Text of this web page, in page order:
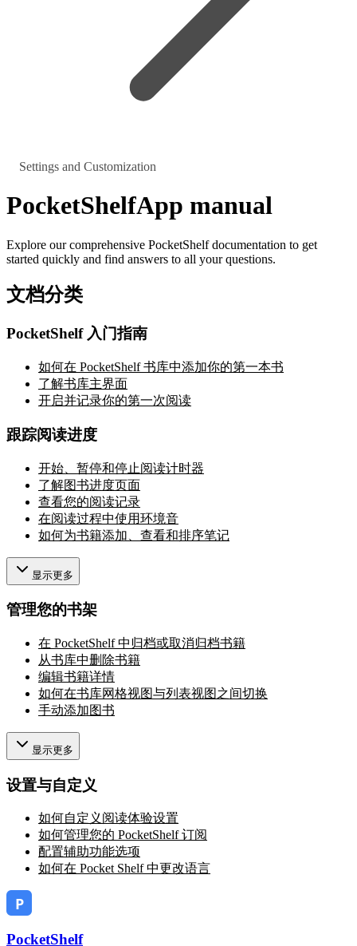
Settings and Customization
PocketShelfApp manual
Explore our comprehensive PocketShelf documentation to get
started quickly and find answers to all your questions.
文档分类
PocketShelf 入门指南
如何在 PocketShelf 书库中添加你的第一本书
了解书库主界面
开启并记录你的第一次阅读
跟踪阅读进度
开始、暂停和停止阅读计时器
了解图书进度页面
查看您的阅读记录
在阅读过程中使用环境音
如何为书籍添加、查看和排序笔记
显示更多
管理您的书架
在 PocketShelf 中归档或取消归档书籍
从书库中删除书籍
编辑书籍详情
如何在书库网格视图与列表视图之间切换
手动添加图书
显示更多
设置与自定义
如何自定义阅读体验设置
如何管理您的 PocketShelf 订阅
配置辅助功能选项
如何在 Pocket Shelf 中更改语言
PocketShelf